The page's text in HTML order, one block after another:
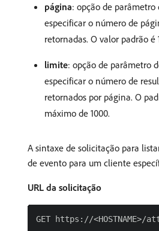
página: opção de parâmetro
especificar o número de
retornadas. O valor padrão é
limite: opção de parâmetro
especificar o número de
retornados por página. O
máximo de 1000.
A sintaxe de solicitação para
de evento para um cliente
URL da solicitação